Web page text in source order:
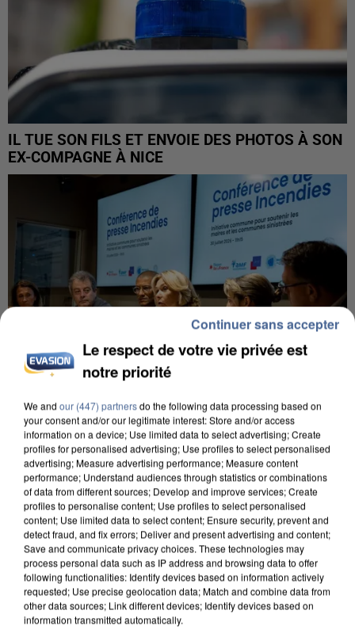
IL TUE SON FILS ET ENVOIE DES PHOTOS À SON
EX-COMPAGNE À NICE
INCENDIES : L’ÎLE-DE-FRANCE LANCE UN ÉLAN
DE SOLIDARITÉ AVEC LES...
Le respect de votre vie privée est
notre priorité
We and our (447) partnersdo the following data processing based on
your consent and/or our legitimate interest: Store and/or access
information on a device; Use limited data to select advertising; Create
profiles for personalised advertising; Use profiles to select personalised
advertising; Measure advertising performance; Measure content
performance; Understand audiences through statistics or combinations
of data from different sources; Develop and improve services; Create
profiles to personalise content; Use profiles to select personalised
content; Use limited data to select content; Ensure security, prevent and
detect fraud, and fix errors; Deliver and present advertising and content;
Save and communicate privacy choices. These technologies may
process personal data such as IP address and browsing data to offer
following functionalities: Identify devices based on information actively
requested; Use precise geolocation data; Match and combine data from
other data sources; Link different devices; Identify devices based on
information transmitted automatically.
Continuer sans accepter